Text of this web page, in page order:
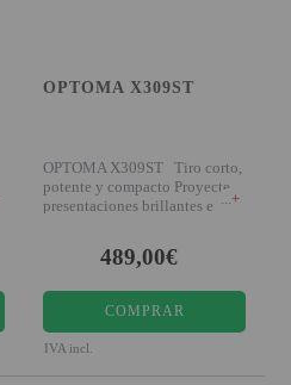
OPTOMA X309ST
OPTOMA X309ST Tiro corto,
potente y compacto Proyecte
presentaciones brillantes e
+
489,00€
COMPRAR
IVA incl.